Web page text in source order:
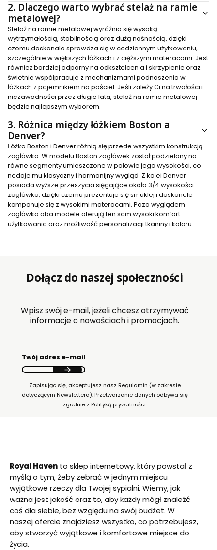
2. Dlaczego warto wybrać stelaż na ramie
metalowej?
Stelaż na ramie metalowej wyróżnia się wysoką
wytrzymałością, stabilnością oraz dużą nośnością, dzięki
czemu doskonale sprawdza się w codziennym użytkowaniu,
szczególnie w większych łóżkach i z cięższymi materacami. Jest
również bardziej odporny na odkształcenia i skrzypienie oraz
świetnie współpracuje z mechanizmami podnoszenia w
łóżkach z pojemnikiem na pościel. Jeśli zależy Ci na trwałości i
niezawodności przez długie lata, stelaż na ramie metalowej
będzie najlepszym wyborem.
3. Różnica między łóżkiem Boston a
Denver?
Łóżka Boston i Denver różnią się przede wszystkim konstrukcją
zagłówka. W modelu Boston zagłówek został podzielony na
równe segmenty umieszczone w połowie jego wysokości, co
nadaje mu klasyczny i harmonijny wygląd. Z kolei Denver
posiada wyższe przeszycia sięgające około 3/4 wysokości
zagłówka, dzięki czemu prezentuje się smuklej i doskonale
komponuje się z wysokimi materacami. Poza wyglądem
zagłówka oba modele oferują ten sam wysoki komfort
użytkowania oraz możliwość personalizacji tkaniny i koloru.
Dołącz do naszej społeczności
Wpisz swój e-mail, jeżeli chcesz otrzymywać
informacje o nowościach i promocjach.
Twój adres e-mail
Zapisując się, akceptujesz nasz Regulamin (w zakresie
dotyczącym Newslettera). Przetwarzanie danych odbywa się
zgodnie z Polityką prywatności.
Royal Haven to sklep internetowy, który powstał z
myślą o tym, żeby zebrać w jednym miejscu
wyjątkowe rzeczy dla Twojej sypialni. Wiemy, jak
ważna jest jakość oraz to, aby każdy mógł znaleźć
coś dla siebie, bez względu na swój budżet. W
naszej ofercie znajdziesz wszystko, co potrzebujesz,
aby stworzyć wyjątkowe i komfortowe miejsce do
życia.